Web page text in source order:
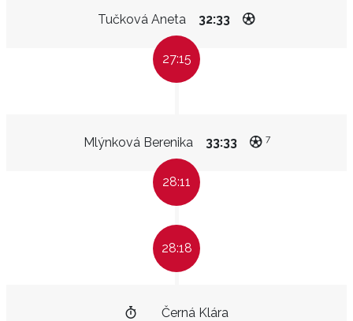
Tučková Aneta 32:33
27:15
Mlýnková Berenika 33:33 7
28:11
28:18
Černá Klára